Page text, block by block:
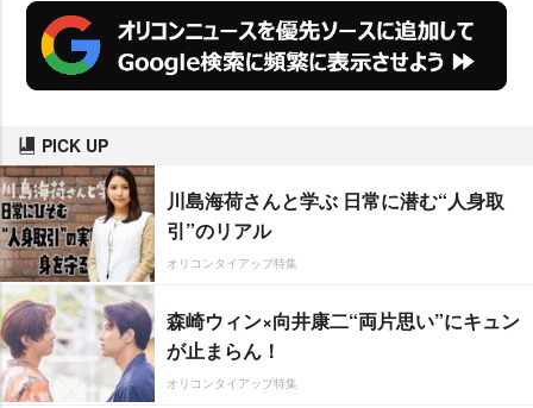
PICK UP
川島海荷さんと学ぶ 日常に潜む“人身取
引”のリアル
オリコンタイアップ特集
森崎ウィン×向井康二“両片思い”にキュン
が止まらん！
オリコンタイアップ特集